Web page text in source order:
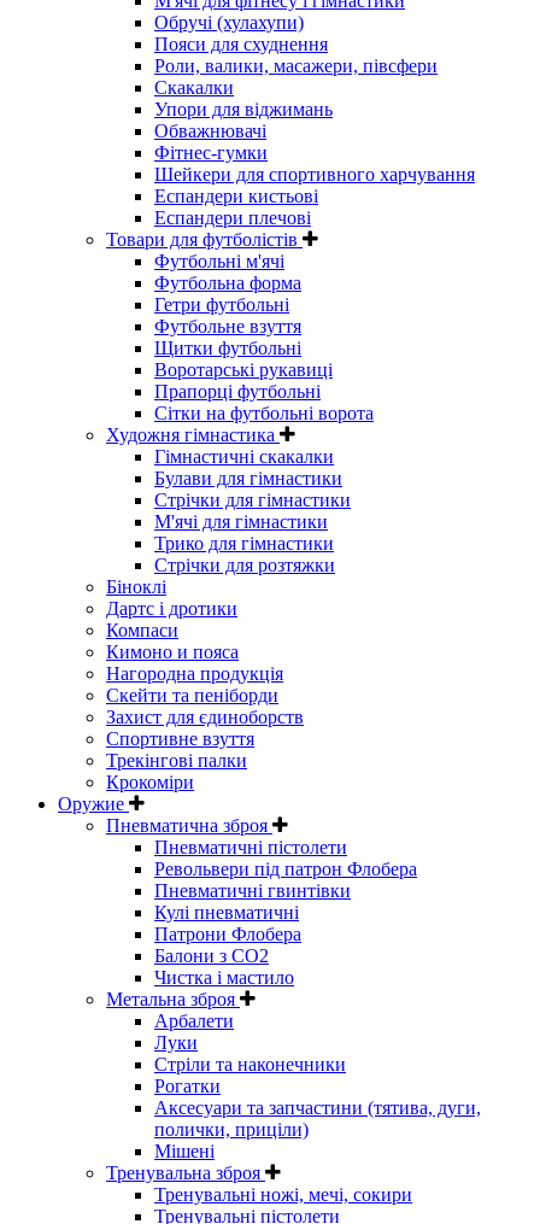
Обручі (хулахупи)
Пояси для схуднення
Роли, валики, масажери, півсфери
Скакалки
Упори для віджимань
Обважнювачі
Фітнес-гумки
Шейкери для спортивного харчування
Еспандери кистьові
Еспандери плечові
Товари для футболістів
Футбольні м'ячі
Футбольна форма
Гетри футбольні
Футбольне взуття
Щитки футбольні
Воротарські рукавиці
Прапорці футбольні
Сітки на футбольні ворота
Художня гімнастика
Гімнастичні скакалки
Булави для гімнастики
Стрічки для гімнастики
М'ячі для гімнастики
Трико для гімнастики
Стрічки для розтяжки
Біноклі
Дартс і дротики
Компаси
Кимоно и пояса
Нагородна продукція
Скейти та пеніборди
Захист для єдиноборств
Спортивне взуття
Трекінгові палки
Крокоміри
Оружие
Пневматична зброя
Пневматичні пістолети
Револьвери під патрон Флобера
Пневматичні гвинтівки
Кулі пневматичні
Патрони Флобера
Балони з CO2
Чистка і мастило
Метальна зброя
Арбалети
Луки
Стріли та наконечники
Рогатки
Аксесуари та запчастини (тятива, дуги,
полички, приціли)
Мішені
Тренувальна зброя
Тренувальні ножі, мечі, сокири
Тренувальні пістолети